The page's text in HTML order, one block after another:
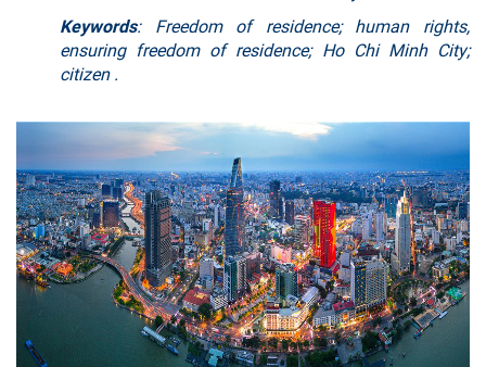
Keywords: Freedom of residence; human rights,
ensuring freedom of residence; Ho Chi Minh City;
citizen .